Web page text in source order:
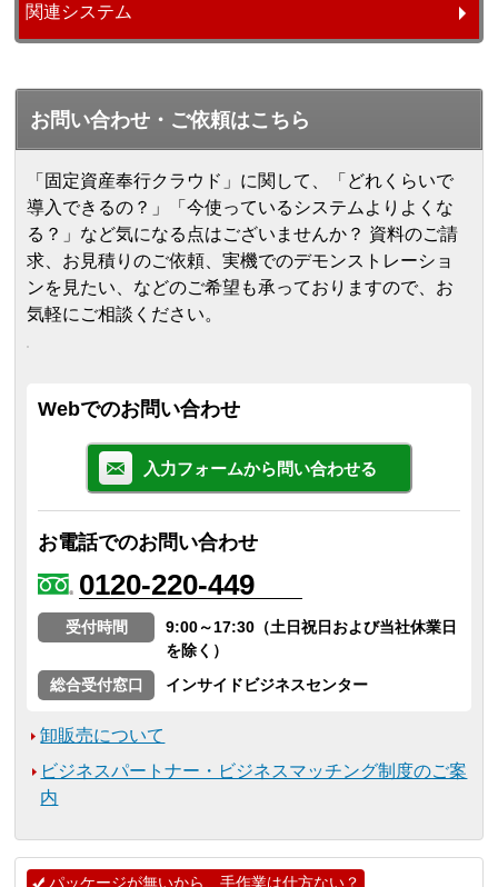
関連システム
お問い合わせ・ご依頼はこちら
「固定資産奉行クラウド」に関して、「どれくらいで
導入できるの？」「今使っているシステムよりよくな
る？」など気になる点はございませんか？ 資料のご請
求、お見積りのご依頼、実機でのデモンストレーショ
ンを見たい、などのご希望も承っておりますので、お
気軽にご相談ください。
Webでのお問い合わせ
入力フォームから問い合わせる
お電話でのお問い合わせ
0120-220-449
受付時間
9:00～17:30（土日祝日および当社休業日
を除く）
総合受付窓口
インサイドビジネスセンター
卸販売について
ビジネスパートナー・ビジネスマッチング制度のご案
内
パッケージが無いから、手作業は仕方ない？